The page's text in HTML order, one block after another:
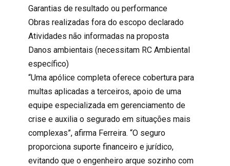
Garantias de resultado ou performance
Obras realizadas fora do escopo declarado
Atividades não informadas na proposta
Danos ambientais (necessitam RC Ambiental
específico)
“Uma apólice completa oferece cobertura para
multas aplicadas a terceiros, apoio de uma
equipe especializada em gerenciamento de
crise e auxilia o seguradoem situações mais
complexas”, afirma Ferreira. “O seguro
proporciona suporte financeiro e jurídico,
evitando que o engenheiro arque sozinho com